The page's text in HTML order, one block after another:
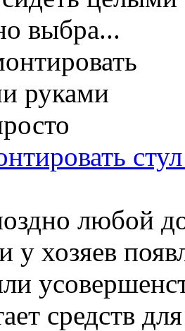
выбра...
любой
у хозяев
средств